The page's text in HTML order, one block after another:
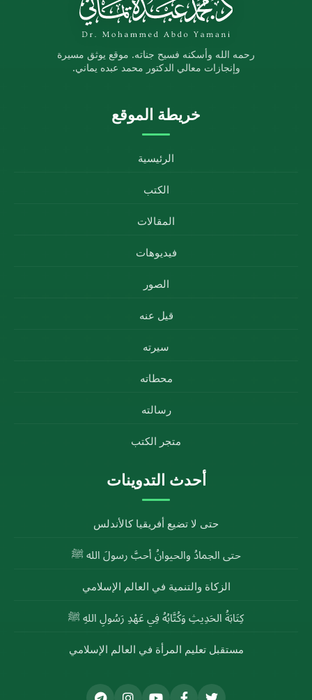
رحمه الله وأسكنه فسيح جناته. موقع يوثق مسيرة
وإنجازات معالي الدكتور محمد عبده يماني.
خريطة الموقع
الرئيسية
الكتب
المقالات
فيديوهات
الصور
قيل عنه
سيرته
محطاته
رسالته
متجر الكتب
أحدث التدوينات
حتى لا تضيع أفريقيا كالأندلس
حتى الجمادُ والحيوانُ أحبَّ رسولَ الله ﷺ
الزكاة والتنمية في العالم الإسلامي
كِتَابَةُ الحَدِيثِ وَكُتَّابُهُ فِي عَهْدِ رَسُولِ اللهِ ﷺ
مستقبل تعليم المرأة في العالم الإسلامي